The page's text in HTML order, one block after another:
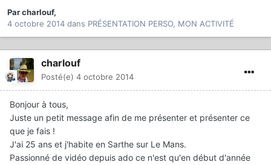
Parcharlouf,
4 octobre 2014 dans PRÉSENTATION PERSO, MON ACTIVITÉ
charlouf
Posté(e) 4 octobre 2014
Bonjour à tous,
Juste un petit message afin de me présenter et présenter ce
que je fais !
J'ai 25 ans et j'habite en Sarthe sur Le Mans.
Passionné de vidéo depuis ado ce n'est qu'en début d'année